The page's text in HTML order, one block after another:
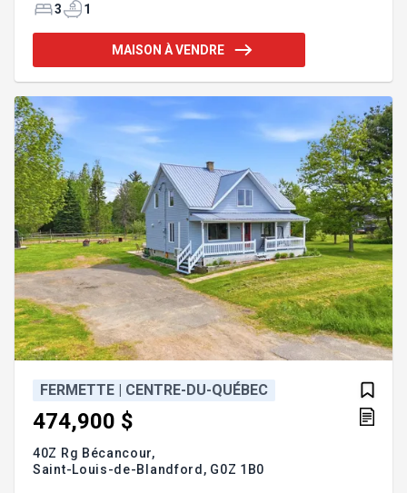
tandis que la grande salle familiale lumineuse
l'extérieur, vous profiterez d'un garage détaché
parfait pour du rangement supplémentaire. Une
opportunité à découvrir! Addenda :Inclusions :
3 1
MAISON À VENDRE
FERMETTE | CENTRE-DU-QUÉBEC
474,900 $
40Z Rg Bécancour,
Saint-Louis-de-Blandford, G0Z 1B0